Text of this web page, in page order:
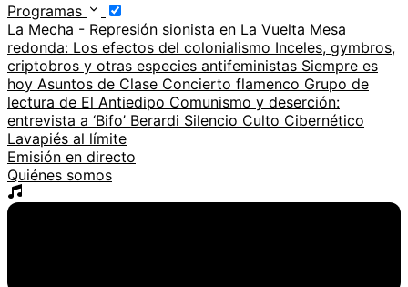
Programas
La Mecha - Represión sionista en La Vuelta Mesa
redonda: Los efectos del colonialismo Inceles, gymbros,
criptobros y otras especies antifeministas Siempre es
hoy Asuntos de Clase Concierto flamenco Grupo de
lectura de El Antiedipo Comunismo y deserción:
entrevista a ‘Bifo’ Berardi Silencio Culto Cibernético
Lavapiés al límite
Emisión en directo
Quiénes somos